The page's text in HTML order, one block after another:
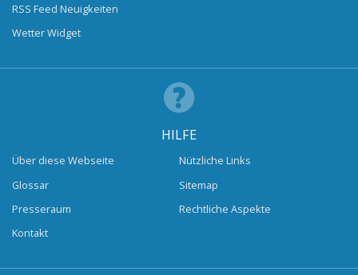
RSS Feed Neuigkeiten
Wetter Widget
HILFE
Über diese Webseite
Glossar
Presseraum
Kontakt
Nützliche Links
Sitemap
Rechtliche Aspekte